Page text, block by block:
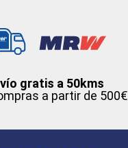
gratis a 50kms
a partir de 500€